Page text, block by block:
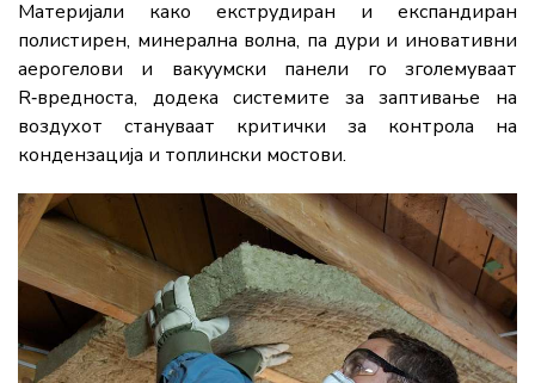
Материјали како екструдиран и експандиран
полистирен, минерална волна, па дури и иновативни
аерогелови и вакуумски панели го зголемуваат
R‑вредноста, додека системите за заптивање на
воздухот стануваат критички за контрола на
кондензација и топлински мостови.